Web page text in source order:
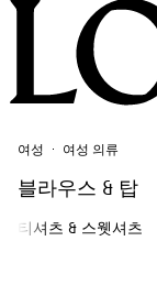
여성 여성 의류
블라우스 & 탑
티셔츠 & 스웻셔츠